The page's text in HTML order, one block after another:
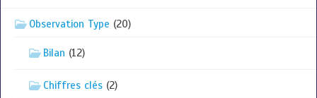
Observation Type (20)
Bilan (12)
Chiffres clés (2)